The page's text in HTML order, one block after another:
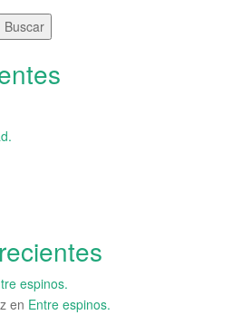
Buscar
espinos.
en Entre espinos.